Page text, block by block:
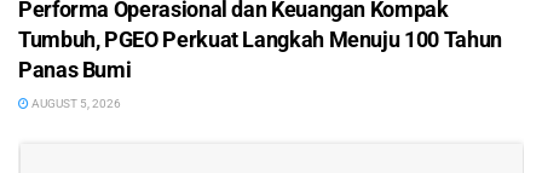
Performa Operasional dan Keuangan Kompak
Tumbuh, PGEO Perkuat Langkah Menuju 100 Tahun
Panas Bumi
AUGUST 5, 2026